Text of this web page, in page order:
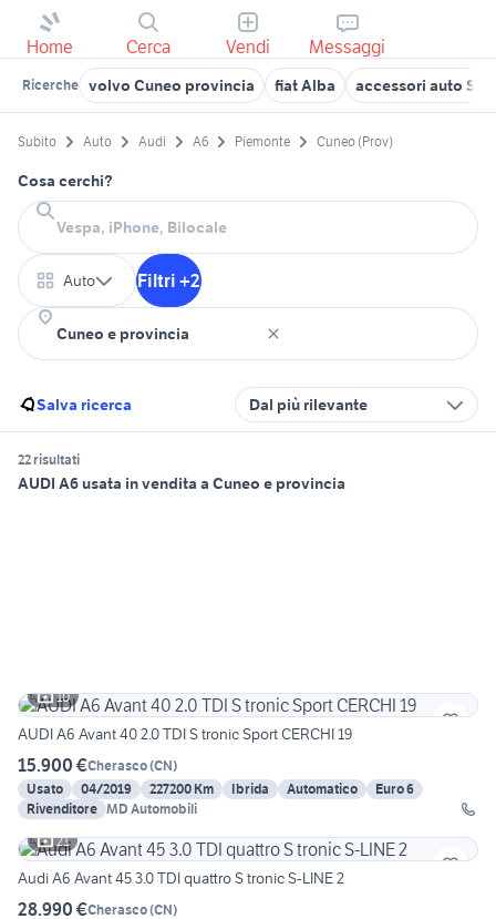
Home Cerca Vendi Messaggi
Ricerche volvo Cuneo provincia fiat Alba accessori auto
Subito Auto Audi A6 Piemonte Cuneo (Prov)
Cosa cerchi?
Auto Filtri +2
Salva ricerca Dal più rilevante
22 risultati
AUDI A6 usata in vendita a Cuneo e provincia
10
AUDI A6 Avant 40 2.0 TDI S tronic Sport CERCHI 19
15.900 €Cherasco(CN)
Usato
04/2019 227200 Km Ibrida Automatico
Euro 6
Rivenditore MD Automobili
21
Audi A6 Avant 45 3.0 TDI quattro S tronic S-LINE 2
28.990 €Cherasco(CN)